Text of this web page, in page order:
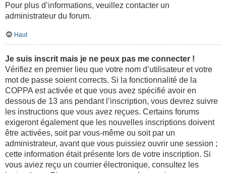
Pour plus d’informations, veuillez contacter un
administrateur du forum.
Haut
Je suis inscrit mais je ne peux pas me connecter !
Vérifiez en premier lieu que votre nom d’utilisateur et votre
mot de passe soient corrects. Si la fonctionnalité de la
COPPA est activée et que vous avez spécifié avoir en
dessous de 13 ans pendant l’inscription, vous devrez suivre
les instructions que vous avez reçues. Certains forums
exigeront également que les nouvelles inscriptions doivent
être activées, soit par vous-même ou soit par un
administrateur, avant que vous puissiez ouvrir une session ;
cette information était présente lors de votre inscription. Si
vous aviez reçu un courrier électronique, consultez les